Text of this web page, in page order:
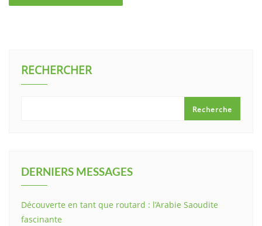
RECHERCHER
Recherche
DERNIERS MESSAGES
Découverte en tant que routard : l’Arabie Saoudite
fascinante